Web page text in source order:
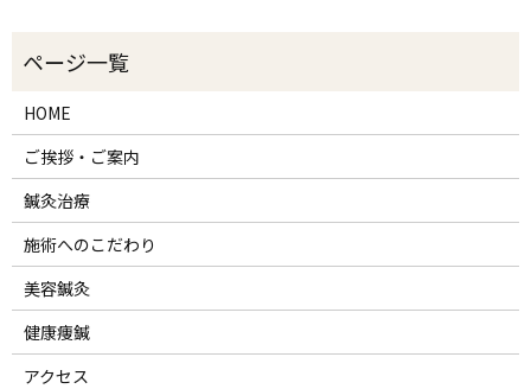
HOME
ご挨拶・ご案内
鍼灸治療
施術へのこだわり
美容鍼灸
健康痩鍼
アクセス